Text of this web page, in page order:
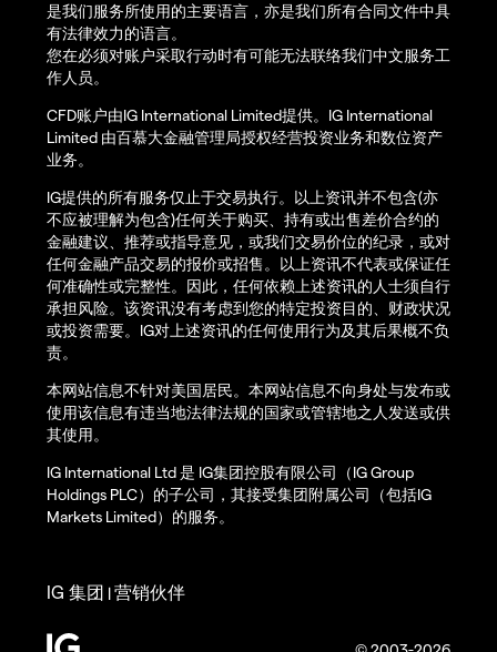
是我们服务所使用的主要语言，亦是我们所有合同文件中具
有法律效力的语言。
您在必须对账户采取行动时有可能无法联络我们中文服务工
作人员。
CFD账户由IG International Limited提供。IG International
Limited 由百慕大金融管理局授权经营投资业务和数位资产
业务。
IG提供的所有服务仅止于交易执行。以上资讯并不包含(亦
不应被理解为包含)任何关于购买、持有或出售差价合约的
金融建议、推荐或指导意见，或我们交易价位的纪录，或对
任何金融产品交易的报价或招售。以上资讯不代表或保证任
何准确性或完整性。因此，任何依赖上述资讯的人士须自行
承担风险。该资讯没有考虑到您的特定投资目的、财政状况
或投资需要。IG对上述资讯的任何使用行为及其后果概不负
责。
本网站信息不针对美国居民。本网站信息不向身处与发布或
使用该信息有违当地法律法规的国家或管辖地之人发送或供
其使用。
IG International Ltd 是 IG集团控股有限公司（IG Group
Holdings PLC）的子公司，其接受集团附属公司（包括IG
Markets Limited）的服务。
IG 集团 |营销伙伴